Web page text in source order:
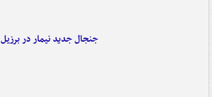
جنجال جدید نیمار در